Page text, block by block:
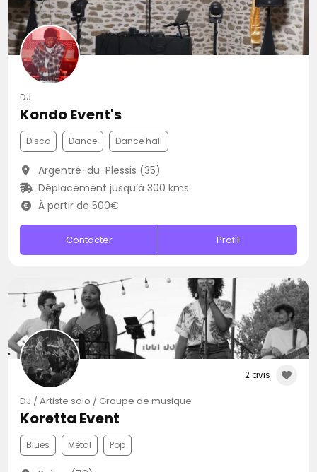
DJ
Kondo Event's
Disco Dance Dance hall
Argentré-du-Plessis (35)
Déplacement jusqu’à 300 kms
À partir de 500€
Contacter Profil
2 avis
DJ / Artiste solo / Groupe de musique
Koretta Event
Blues Métal Pop